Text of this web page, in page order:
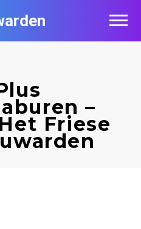
–
Friese
Leeuwarden